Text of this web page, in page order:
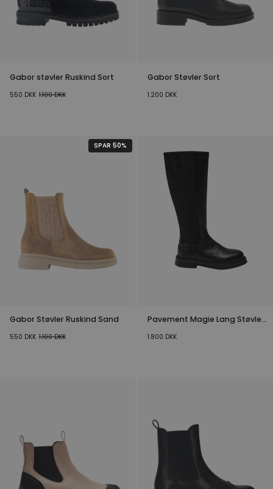
Gabor støvler Ruskind Sort
550 DKK 1.100DKK
Gabor Støvler Sort
1.200 DKK
SPAR 50%
Gabor Støvler Ruskind Sand
550 DKK 1.100DKK
Pavement Magie Lang Støvle
1.800 DKK